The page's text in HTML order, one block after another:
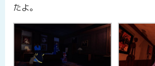
たよ。